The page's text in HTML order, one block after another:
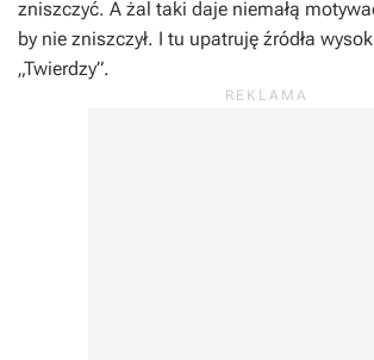
zniszczyć. A żal taki daje niemałą
by nie zniszczył. I tu upatruję źródła
„Twierdzy”.